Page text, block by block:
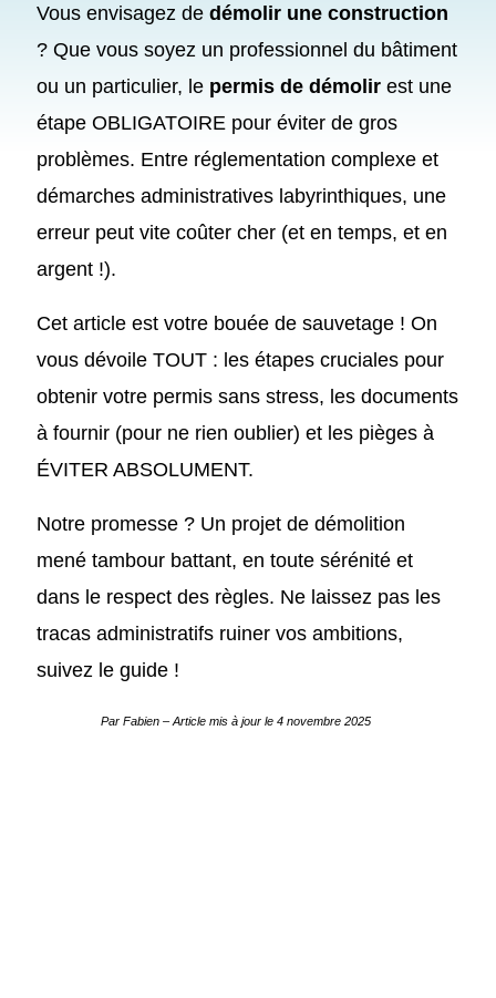
Vous envisagez dedémolir une construction
? Que vous soyez un professionnel du bâtiment
ou un particulier, le permis de démolir est une
étape OBLIGATOIRE pour éviter de gros
problèmes. Entre réglementation complexe et
démarches administratives labyrinthiques, une
erreur peut vite coûter cher (et en temps, et en
argent !).
Cet article est votre bouée de sauvetage ! On
vous dévoile TOUT : les étapes cruciales pour
obtenir votre permis sans stress, les documents
à fournir (pour ne rien oublier) et les pièges à
ÉVITER ABSOLUMENT.
Notre promesse ? Un projet de démolition
mené tambour battant, en toute sérénité et
dans le respect des règles. Ne laissez pas les
tracas administratifs ruiner vos ambitions,
suivez le guide !
Par Fabien – Article mis à jour le4 novembre 2025